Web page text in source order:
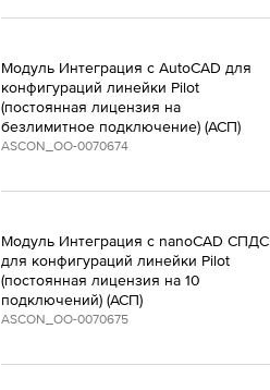
Модуль Интеграция с AutoCAD для
конфигураций линейки Pilot
(постоянная лицензия на
безлимитное подключение) (АСП)
ASCON_ОО-0070674
Модуль Интеграция с nanoCAD СПДС
для конфигураций линейки Pilot
(постоянная лицензия на 10
подключений) (АСП)
ASCON_ОО-0070675